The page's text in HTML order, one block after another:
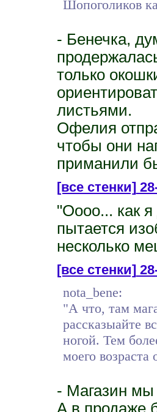
Шопоголиков
- Бенечка,
только
листьями.
Офелия
чтобы они
приманили
[все стенки]
"Оооо... как
пытается
несколько
[все стенки]
nota_bene:
"А что, там
рассказыайте
ногой. Тем
моего
- Магазин мы
А в продаже